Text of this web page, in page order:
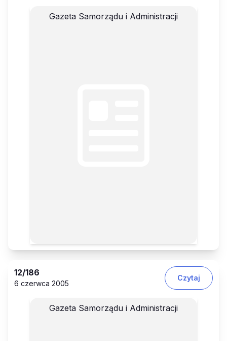
Gazeta Samorządu i Administracji
12/186
6 czerwca 2005
Czytaj
Gazeta Samorządu i Administracji